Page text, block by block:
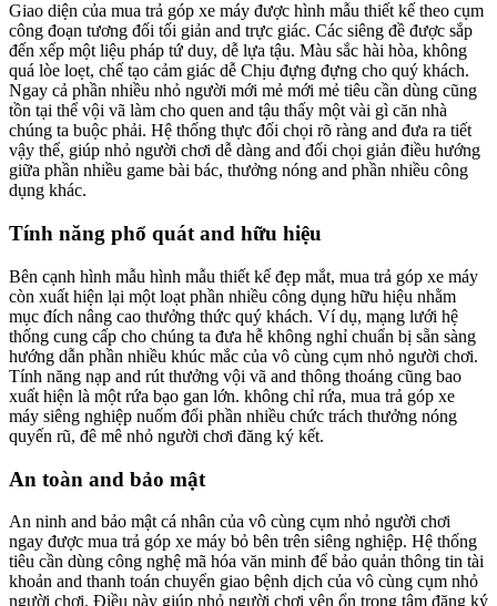
Giao diện của mua trả góp xe máy được hình mẫu thiết kế theo cụm
công đoạn tương đối tối giản and trực giác. Các siêng đề được sắp
đến xếp một liệu pháp tứ duy, dễ lựa tậu. Màu sắc hài hòa, không
quá lòe loẹt, chế tạo cảm giác dễ Chịu đựng đựng cho quý khách.
Ngay cả phần nhiều nhỏ người mới mẻ mới mẻ tiêu cần dùng cũng
tồn tại thể vội vã làm cho quen and tậu thấy một vài gì căn nhà
chúng ta buộc phải. Hệ thống thực đối chọi rõ ràng and đưa ra tiết
vậy thể, giúp nhỏ người chơi dễ dàng and đối chọi giản điều hướng
giữa phần nhiều game bài bác, thưởng nóng and phần nhiều công
dụng khác.
Tính năng phổ quát and hữu hiệu
Bên cạnh hình mẫu hình mẫu thiết kế đẹp mắt, mua trả góp xe máy
còn xuất hiện lại một loạt phần nhiều công dụng hữu hiệu nhằm
mục đích nâng cao thưởng thức quý khách. Ví dụ, mạng lưới hệ
thống cung cấp cho chúng ta đưa hễ không nghỉ chuẩn bị sẵn sàng
hướng dẫn phần nhiều khúc mắc của vô cùng cụm nhỏ người chơi.
Tính năng nạp and rút thưởng vội vã and thông thoáng cũng bao
xuất hiện là một rứa bạo gan lớn. không chỉ rứa, mua trả góp xe
máy siêng nghiệp nuốm đổi phần nhiều chức trách thưởng nóng
quyến rũ, đê mê nhỏ người chơi đăng ký kết.
An toàn and bảo mật
An ninh and bảo mật cá nhân của vô cùng cụm nhỏ người chơi
ngay được mua trả góp xe máy bỏ bên trên siêng nghiệp. Hệ thống
tiêu cần dùng công nghệ mã hóa văn minh để bảo quản thông tin tài
khoản and thanh toán chuyển giao bệnh dịch của vô cùng cụm nhỏ
người chơi. Điều này giúp nhỏ người chơi yên ổn trọng tâm đăng ký